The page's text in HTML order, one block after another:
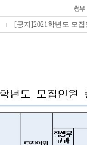
[공지]2021학년도 모